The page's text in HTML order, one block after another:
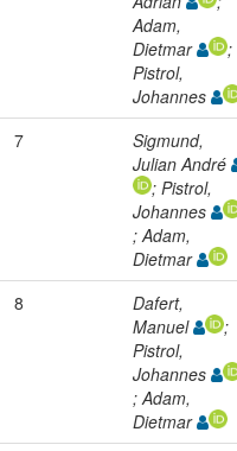
Adam,
Dietmar
;
Pistrol,
Johannes
7
Sigmund,
Julian André
; Pistrol,
Johannes
; Adam,
Dietmar
8
Dafert,
Manuel
;
Pistrol,
Johannes
; Adam,
Dietmar